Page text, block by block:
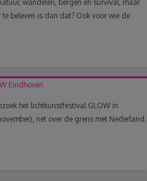
wandelen, bergen en survival, maar
beleven is dan dat? Ook voor wie de
Eindhoven
het lichtkunstfestival GLOW in
net over de grens met Nederland.